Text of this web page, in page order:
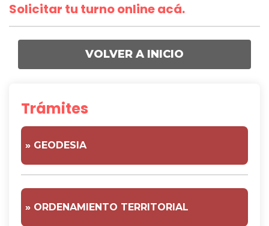
Solicitar tu turno online acá.
VOLVER A INICIO
Trámites
» GEODESIA
» ORDENAMIENTO TERRITORIAL